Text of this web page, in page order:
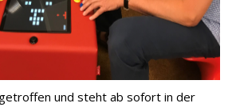
und steht ab sofort in der